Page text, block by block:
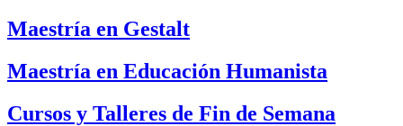
Maestría en Gestalt
Maestría en Educación Humanista
Cursos y Talleres de Fin de Semana